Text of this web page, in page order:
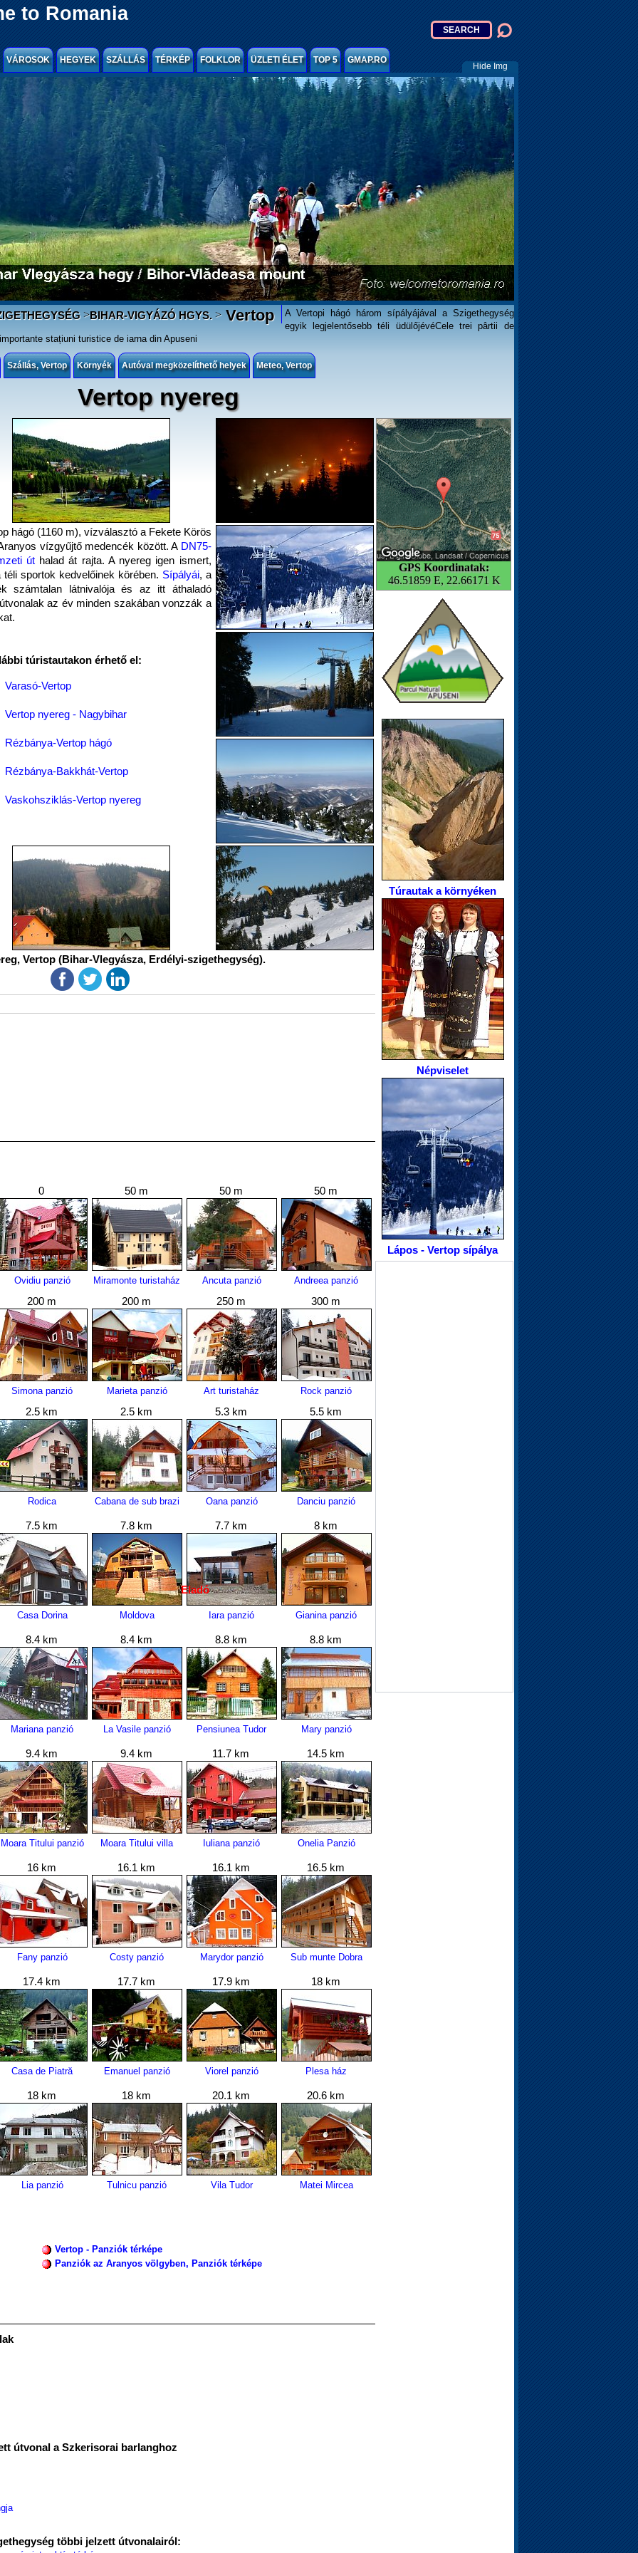
to Romania
VÁROSOK HEGYEK SZÁLLÁS TÉRKÉP FOLKLOR ÜZLETI ÉLET TOP 5 GMAP.RO
Hide Img
>BIHAR-VIGYÁZÓ HGYS. >Vertop
A Vertopi hágó három sípályájával a Szigethegység
egyik legjelentősebb téli üdülőjévéCele trei pârtii de
stațiuni turistice de iarna din Apuseni
Szállás, Vertop Környék Autóval megközelíthető helyek Meteo, Vertop
Vertop nyereg
GPS Koordinatak:
46.51859 E, 22.66171 K
hágó (1160 m), vízválasztó a Fekete Körös
vízgyűjtő medencék között. A DN75-
úthalad át rajta. A nyereg igen ismert,
téli sportok kedvelőinek körében. Sípályái, a
számtalan látnivalója és az itt áthaladó
az év minden szakában vonzzák a
túristautakon érhető el:
Varasó-Vertop
Vertop nyereg - Nagybihar
Rézbánya-Vertop hágó
Rézbánya-Bakkhát-Vertop
Vaskohsziklás-Vertop nyereg
Túrautak a környéken
Népviselet
Lápos - Vertop sípálya
Vertop (Bihar-Vlegyásza, Erdélyi-szigethegység).
0
Ovidiu panzió
50 m
Miramonte turistaház
50 m
Ancuta panzió
50 m
Andreea panzió
200 m
Simona panzió
200 m
Marieta panzió
250 m
Art turistaház
300 m
Rock panzió
2.5 km
Rodica
2.5 km
Cabana de sub brazi
5.3 km
Oana panzió
5.5 km
Danciu panzió
7.5 km
Casa Dorina
7.8 km
Moldova
Eladó
7.7 km
Iara panzió
8 km
Gianina panzió
8.4 km
Mariana panzió
8.4 km
La Vasile panzió
8.8 km
Pensiunea Tudor
8.8 km
Mary panzió
9.4 km
Moara Titului panzió
9.4 km
Moara Titului villa
11.7 km
Iuliana panzió
14.5 km
Onelia Panzió
16 km
Fany panzió
16.1 km
Costy panzió
16.1 km
Marydor panzió
16.5 km
Sub munte Dobra
17.4 km
Casa de Piatră
17.7 km
Emanuel panzió
17.9 km
Viorel panzió
18 km
Plesa ház
18 km
Lia panzió
18 km
Tulnicu panzió
20.1 km
Vila Tudor
20.6 km
Matei Mircea
Vertop - Panziók térképe
Panziók az Aranyos völgyben, Panziók térképe
útvonal a Szkerisorai barlanghoz
többi jelzett útvonalairól: